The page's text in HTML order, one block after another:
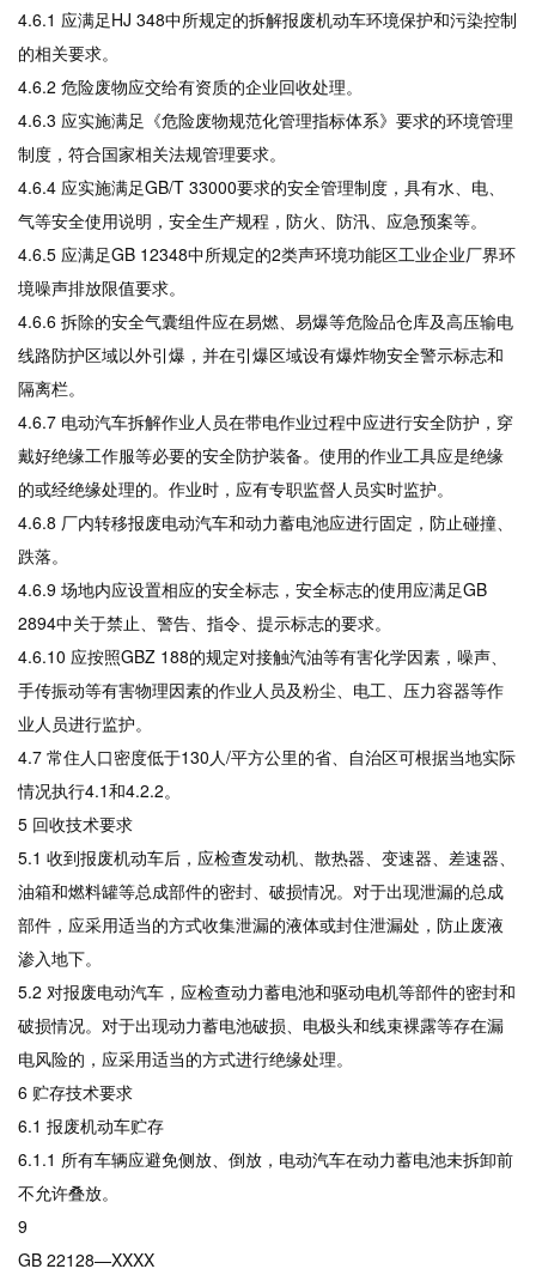
4.6.1 应满足HJ 348中所规定的拆解报废机动车环境保护和污染控制
的相关要求。
4.6.2 危险废物应交给有资质的企业回收处理。
4.6.3 应实施满足《危险废物规范化管理指标体系》要求的环境管理
制度，符合国家相关法规管理要求。
4.6.4 应实施满足GB/T 33000要求的安全管理制度，具有水、电、
气等安全使用说明，安全生产规程，防火、防汛、应急预案等。
4.6.5 应满足GB 12348中所规定的2类声环境功能区工业企业厂界环
境噪声排放限值要求。
4.6.6 拆除的安全气囊组件应在易燃、易爆等危险品仓库及高压输电
线路防护区域以外引爆，并在引爆区域设有爆炸物安全警示标志和
隔离栏。
4.6.7 电动汽车拆解作业人员在带电作业过程中应进行安全防护，穿
戴好绝缘工作服等必要的安全防护装备。使用的作业工具应是绝缘
的或经绝缘处理的。作业时，应有专职监督人员实时监护。
4.6.8 厂内转移报废电动汽车和动力蓄电池应进行固定，防止碰撞、
跌落。
4.6.9 场地内应设置相应的安全标志，安全标志的使用应满足GB
2894中关于禁止、警告、指令、提示标志的要求。
4.6.10 应按照GBZ 188的规定对接触汽油等有害化学因素，噪声、
手传振动等有害物理因素的作业人员及粉尘、电工、压力容器等作
业人员进行监护。
4.7 常住人口密度低于130人/平方公里的省、自治区可根据当地实际
情况执行4.1和4.2.2。
5 回收技术要求
5.1 收到报废机动车后，应检查发动机、散热器、变速器、差速器、
油箱和燃料罐等总成部件的密封、破损情况。对于出现泄漏的总成
部件，应采用适当的方式收集泄漏的液体或封住泄漏处，防止废液
渗入地下。
5.2 对报废电动汽车，应检查动力蓄电池和驱动电机等部件的密封和
破损情况。对于出现动力蓄电池破损、电极头和线束裸露等存在漏
电风险的，应采用适当的方式进行绝缘处理。
6 贮存技术要求
6.1 报废机动车贮存
6.1.1 所有车辆应避免侧放、倒放，电动汽车在动力蓄电池未拆卸前
不允许叠放。
9
GB 22128—XXXX